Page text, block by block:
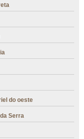
do oeste
Serra